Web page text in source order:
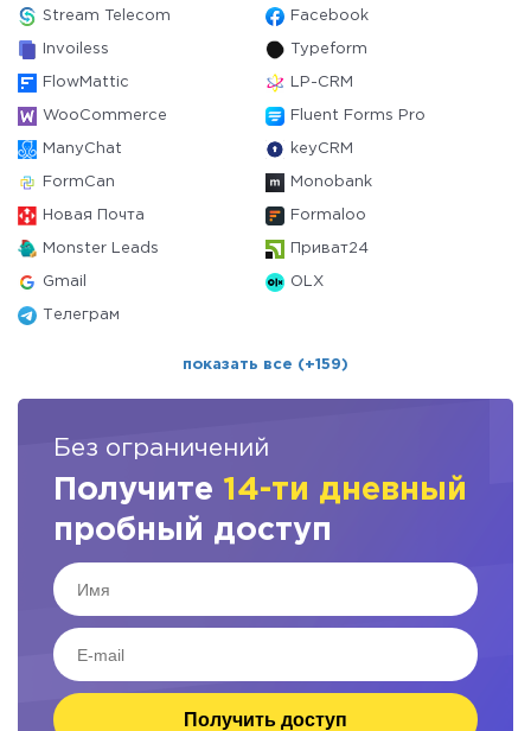
Stream Telecom Facebook
Invoiless Typeform
FlowMattic LP-CRM
WooCommerce Fluent Forms Pro
ManyChat keyCRM
FormCan Monobank
Новая Почта Formaloo
Monster Leads Приват24
Gmail OLX
Телеграм
показать все (+159)
Без ограничений
Получите 14-ти дневный
пробный доступ
Получить доступ